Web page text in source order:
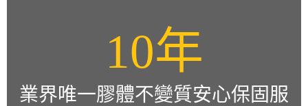
10年
業界唯一膠體不變質安心保固服